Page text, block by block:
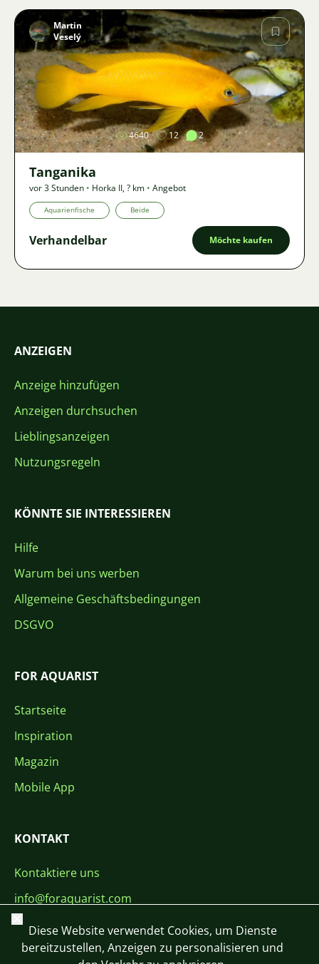
Bild
Martin
Veselý
4640 12 2
Tanganika
vor 3 Stunden • Horka II,? km • Angebot
Aquarienfische Beide
Verhandelbar Möchte kaufen
ANZEIGEN
Anzeige hinzufügen
Anzeigen durchsuchen
Lieblingsanzeigen
Nutzungsregeln
KÖNNTE SIE INTERESSIEREN
Hilfe
Warum bei uns werben
Allgemeine Geschäftsbedingungen
DSGVO
FOR AQUARIST
Startseite
Inspiration
Magazin
Mobile App
KONTAKT
Kontaktiere uns
info@foraquarist.com
+420 603 449 602
Schließen
Diese Website verwendet Cookies, um Dienste
bereitzustellen, Anzeigen zu personalisieren und